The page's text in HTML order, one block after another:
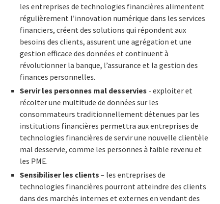
les entreprises de technologies financières alimentent
régulièrement l’innovation numérique dans les services
financiers, créent des solutions qui répondent aux
besoins des clients, assurent une agrégation et une
gestion efficace des données et continuent à
révolutionner la banque, l’assurance et la gestion des
finances personnelles.
Servir les personnes mal desservies - exploiter et
récolter une multitude de données sur les
consommateurs traditionnellement détenues par les
institutions financières permettra aux entreprises de
technologies financières de servir une nouvelle clientèle
mal desservie, comme les personnes à faible revenu et
les PME.
Sensibiliser les clients – les entreprises de
technologies financières pourront atteindre des clients
dans des marchés internes et externes en vendant des